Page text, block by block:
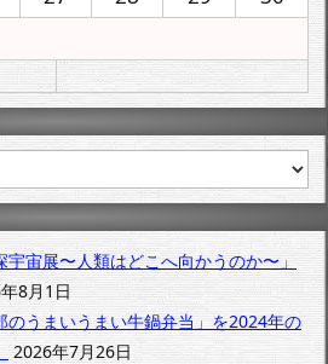
宇宙展〜人類はどこへ向かうのか〜」
8月1日
のうまいうまい牛鍋弁当」を2024年の
2026年7月26日